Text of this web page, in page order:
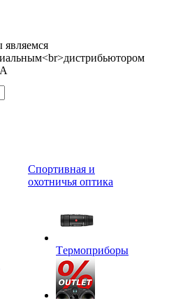
Спортивная и
охотничья оптика
Tермоприборы